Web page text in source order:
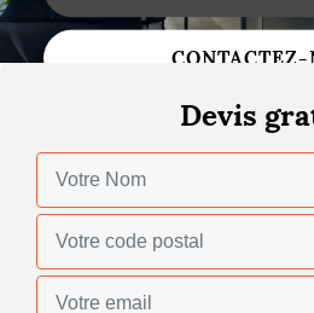
Nettoyage de
Zinguerie
Urgence fuite
CONTACTEZ-
Devis